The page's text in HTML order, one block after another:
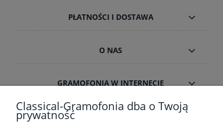
PŁATNOŚCI I DOSTAWA
O NAS
GRAMOFONIA W INTERNECIE
Classical-Gramofonia dba o Twoją
prywatność